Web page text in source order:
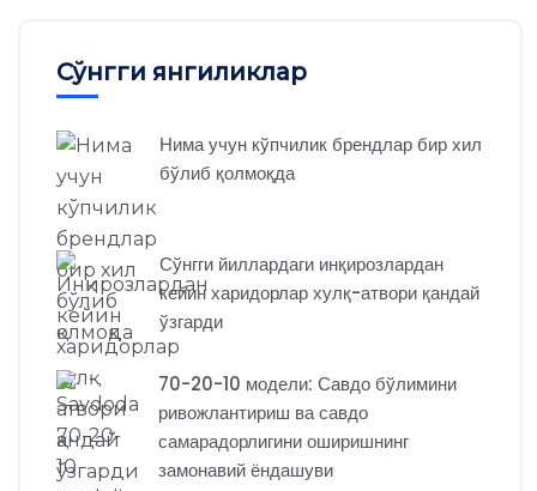
Сўнгги янгиликлар
Нима учун кўпчилик брендлар бир хил
бўлиб қолмоқда
Сўнгги йиллардаги инқирозлардан
кейин харидорлар хулқ-атвори қандай
ўзгарди
70-20-10 модели: Савдо бўлимини
ривожлантириш ва савдо
самарадорлигини оширишнинг
замонавий ёндашуви